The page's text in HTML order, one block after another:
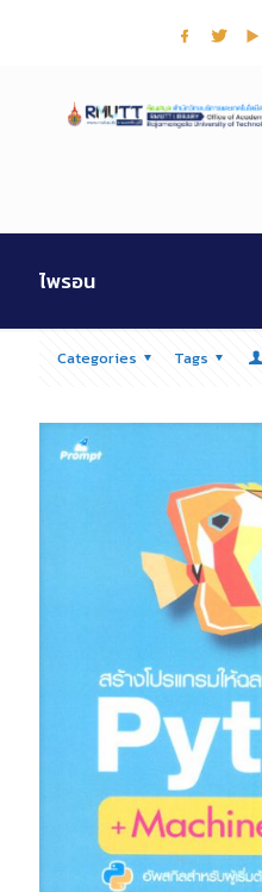
ไพรอน
Categories Tags